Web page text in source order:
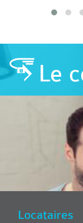
Le
Locataires